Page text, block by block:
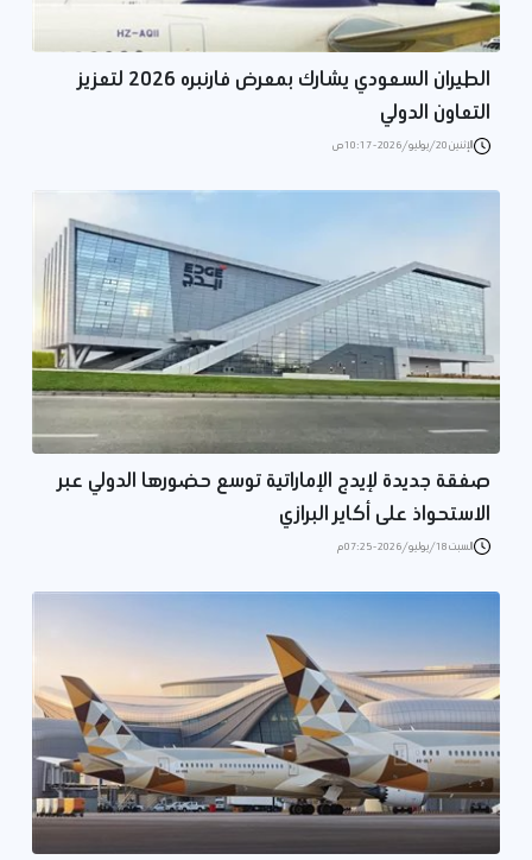
الطيران السعودي يشارك بمعرض فارنبره 2026 لتعزيز
التعاون الدولي
الإثنين 20/يوليو/2026 - 10:17 ص
صفقة جديدة لإيدج الإماراتية توسع حضورها الدولي عبر
الاستحواذ على أكاير البرازي
السبت 18/يوليو/2026 - 07:25 م